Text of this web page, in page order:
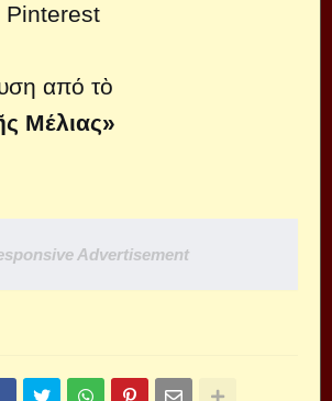
Pinterest
από τὸ
Μέλιας»
Advertisement